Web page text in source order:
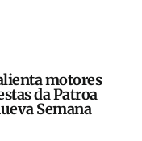
motores
da Patroa
Semana